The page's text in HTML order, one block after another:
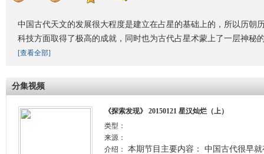
中国古代天文的发展很大程度是建立在占星的基础上的，所以历朝
科技方面取得了极高的成就，同时也为古代占星术蒙上了一层神秘
[查看全部]
分集视频
《探索发现》 20150121 星汉灿烂（上）
类型：
来源：
介绍：
本期节目主要内容： 中国古代很早